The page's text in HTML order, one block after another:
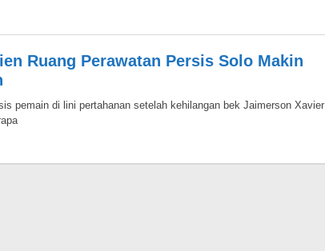
Ruang Perawatan Persis Solo Makin
pemain di lini pertahanan setelah kehilangan bek Jaimerson Xavier